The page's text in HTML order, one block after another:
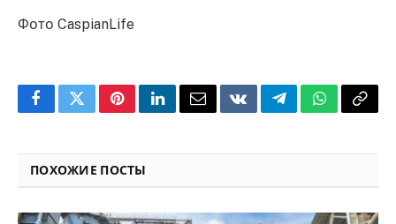
Фото CaspianLife
FacebookTwitterPinterestLinkedInEmailVKontakteTelegramWhatsApp
Copy
ПОХОЖИЕ ПОСТЫ